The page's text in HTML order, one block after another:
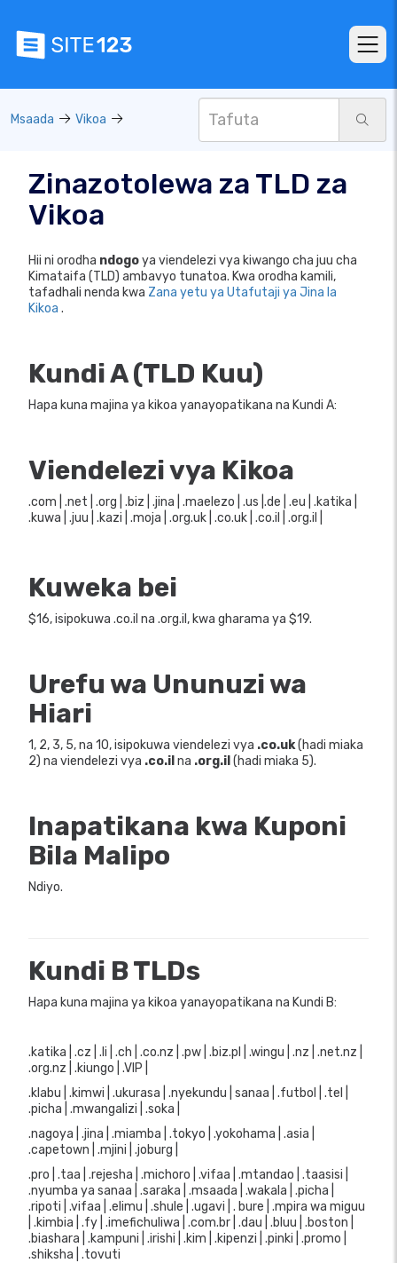
Msaada Vikoa
Zinazotolewa za TLD za
Vikoa
Hii ni orodha ndogoya viendelezi vya kiwango cha juu cha
Kimataifa (TLD) ambavyo tunatoa. Kwa orodha kamili,
tafadhali nenda kwa Zana yetu ya Utafutaji ya Jina la
Kikoa .
Kundi A (TLD Kuu)
Hapa kuna majina ya kikoa yanayopatikana na Kundi A:
Viendelezi vya Kikoa
.com | .net | .org | .biz | .jina | .maelezo | .us |.de | .eu | .katika |
.kuwa | .juu | .kazi | .moja | .org.uk | .co.uk | .co.il | .org.il |
Kuweka bei
$16, isipokuwa .co.il na .org.il, kwa gharama ya $19.
Urefu wa Ununuzi wa
Hiari
1, 2, 3, 5, na 10, isipokuwa viendelezi vya .co.uk(hadi miaka
2) na viendelezi vya .co.il na .org.il (hadi miaka 5).
Inapatikana kwa Kuponi
Bila Malipo
Ndiyo.
Kundi B TLDs
Hapa kuna majina ya kikoa yanayopatikana na Kundi B:
.katika | .cz | .li | .ch | .co.nz | .pw | .biz.pl | .wingu | .nz | .net.nz |
.org.nz | .kiungo | .VIP |
.klabu | .kimwi | .ukurasa | .nyekundu | sanaa | .futbol | .tel |
.picha | .mwangalizi | .soka |
.nagoya | .jina | .miamba | .tokyo | .yokohama | .asia |
.capetown | .mjini | .joburg |
.pro | .taa | .rejesha | .michoro | .vifaa | .mtandao | .taasisi |
.nyumba ya sanaa | .saraka | .msaada | .wakala | .picha |
.ripoti | .vifaa | .elimu | .shule | .ugavi | . bure | .mpira wa miguu
| .kimbia | .fy | .imefichuliwa | .com.br | .dau | .bluu | .boston |
.biashara | .kampuni | .irishi | .kim | .kipenzi | .pinki | .promo |
.shiksha | .tovuti